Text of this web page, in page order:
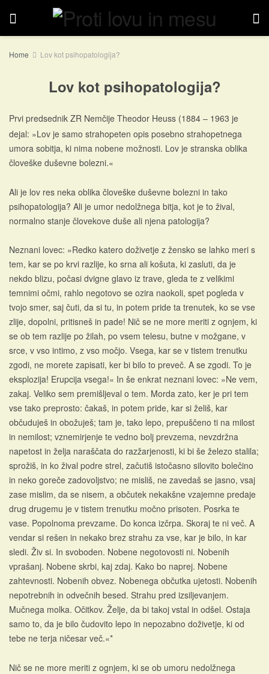
Home Lov kot psihopatologija?
Lov kot psihopatologija?
Prvi predsednik ZR Nemčije Theodor Heuss (1884 – 1963 je
dejal: »Lov je samo strahopeten opis posebno strahopetnega
umora sobitja, ki nima nobene možnosti. Lov je stranska oblika
človeške duševne bolezni.«
Ali je lov res neka oblika človeške duševne bolezni in tako
psihopatologija? Ali je umor nedolžnega bitja, kot je to žival,
normalno stanje človekove duše ali njena patologija?
Neznani lovec: »Redko katero doživetje z žensko se lahko meri s
tem, kar se po krvi razlije, ko srna ali košuta, ki zasluti, da je
nekdo blizu, počasi dvigne glavo iz trave, gleda te z velikimi
temnimi očmi, rahlo negotovo se ozira naokoli, spet pogleda v
tvojo smer, saj čuti, da si tu, in potem pride ta trenutek, ko se vse
zlije, dopolni, pritisneš in pade! Nič se ne more meriti z ognjem, ki
se ob tem razlije po žilah, po vsem telesu, butne v možgane, v
srce, v vso intimo, z vso močjo. Vsega, kar se v tistem trenutku
zgodi, ne morete zapisati, ker bi bilo to preveč. A se zgodi. To je
eksplozija! Erupcija vsega!« In še enkrat neznani lovec: »Ne vem,
zakaj. Veliko sem premišljeval o tem. Morda zato, ker je pri tem
vse tako preprosto: čakaš, in potem pride, kar si želiš, kar
občuduješ in obožuješ; tam je, tako lepo, prepuščeno ti na milost
in nemilost; vznemirjenje te vedno bolj prevzema, nevzdržna
napetost in želja naraščata do razžarjenosti, ki bi še železo stalila;
sprožiš, in ko žival podre strel, začutiš istočasno silovito bolečino
in neko goreče zadovoljstvo; ne misliš, ne zavedaš se jasno, vsaj
zase mislim, da se nisem, a občutek nekakšne vzajemne predaje
drug drugemu je v tistem trenutku močno prisoten. Posrka te
vase. Popolnoma prevzame. Do konca izčrpa. Skoraj te ni več. A
vendar si rešen in nekako brez strahu za vse, kar je bilo, in kar
sledi. Živ si. In svoboden. Nobene negotovosti ni. Nobenih
vprašanj. Nobene skrbi, kaj zdaj. Kako bo naprej. Nobene
zahtevnosti. Nobenih obvez. Nobenega občutka ujetosti. Nobenih
nepotrebnih in odvečnih besed. Strahu pred izsiljevanjem.
Mučnega molka. Očitkov. Želje, da bi takoj vstal in odšel. Ostaja
samo to, da je bilo čudovito lepo in nepozabno doživetje, ki od
tebe ne terja ničesar več.«*
Nič se ne more meriti z ognjem, ki se ob umoru nedolžnega